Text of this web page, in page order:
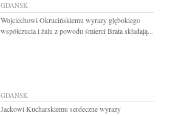
GDAŃSK
Wojciechowi Okrucińskiemu wyrazy głębokiego
współczucia i żalu z powodu śmierci Brata składają...
GDAŃSK
Jackowi Kucharskiemu serdeczne wyrazy